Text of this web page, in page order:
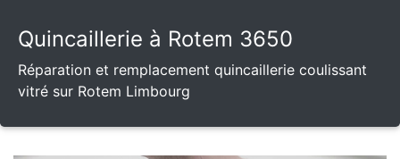
Quincaillerie à Rotem 3650
Réparation et remplacement quincaillerie coulissant
vitré sur Rotem Limbourg